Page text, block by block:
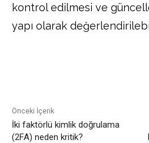
kontrol edilmesi ve
yapı olarak
Önceki İçerik
İki faktörlü kimlik doğrulama
(2FA) neden kritik?